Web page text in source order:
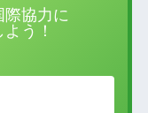
際協力に
う！